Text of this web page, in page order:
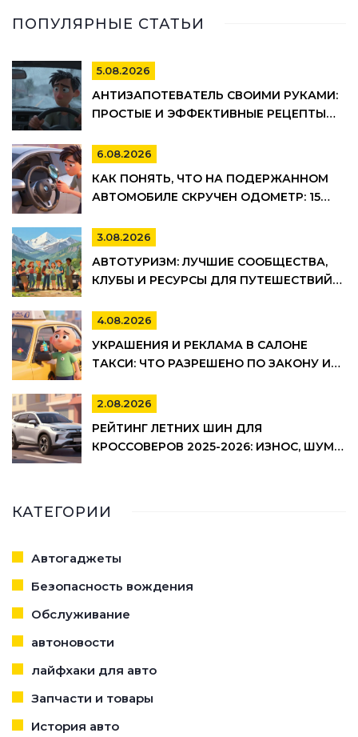
ПОПУЛЯРНЫЕ СТАТЬИ
5.08.2026
АНТИЗАПОТЕВАТЕЛЬ СВОИМИ РУКАМИ:
ПРОСТЫЕ И ЭФФЕКТИВНЫЕ РЕЦЕПТЫ
6.08.2026
КАК ПОНЯТЬ, ЧТО НА ПОДЕРЖАННОМ
АВТОМОБИЛЕ СКРУЧЕН ОДОМЕТР: 15
3.08.2026
АВТОТУРИЗМ: ЛУЧШИЕ СООБЩЕСТВА,
КЛУБЫ И РЕСУРСЫ ДЛЯ ПУТЕШЕСТВИЙ
4.08.2026
УКРАШЕНИЯ И РЕКЛАМА В САЛОНЕ
ТАКСИ: ЧТО РАЗРЕШЕНО ПО ЗАКОНУ И
2.08.2026
РЕЙТИНГ ЛЕТНИХ ШИН ДЛЯ
КРОССОВЕРОВ 2025-2026: ИЗНОС, ШУМ И
КАТЕГОРИИ
Автогаджеты
Безопасность вождения
Обслуживание
автоновости
лайфхаки для авто
Запчасти и товары
История авто